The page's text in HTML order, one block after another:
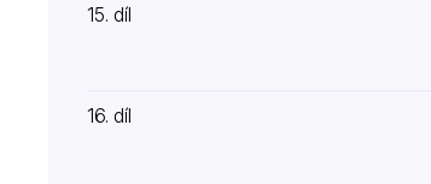
15. díl
16. díl